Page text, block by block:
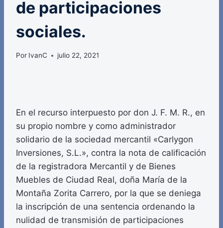
de participaciones
sociales.
Por IvanC julio 22, 2021
En el recurso interpuesto por don J. F. M. R., en
su propio nombre y como administrador
solidario de la sociedad mercantil «Carlygon
Inversiones, S.L.», contra la nota de calificación
de la registradora Mercantil y de Bienes
Muebles de Ciudad Real, doña María de la
Montaña Zorita Carrero, por la que se deniega
la inscripción de una sentencia ordenando la
nulidad de transmisión de participaciones